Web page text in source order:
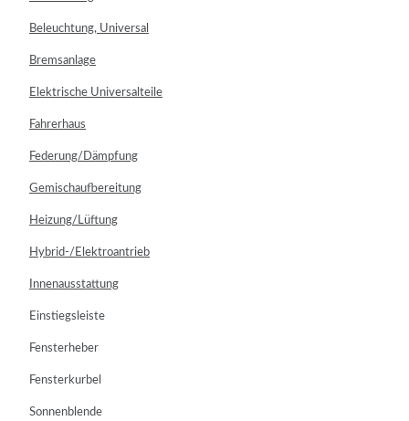
Beleuchtung, Universal
Bremsanlage
Elektrische Universalteile
Fahrerhaus
Federung/Dämpfung
Gemischaufbereitung
Heizung/Lüftung
Hybrid-/Elektroantrieb
Innenausstattung
Einstiegsleiste
Fensterheber
Fensterkurbel
Sonnenblende